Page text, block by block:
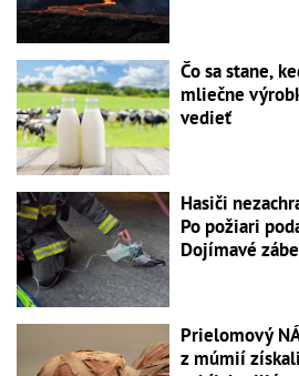
Čo sa stane,
mliečne
vedieť
Hasiči
Po požiari
Dojímavé
Prielomový
z múmií